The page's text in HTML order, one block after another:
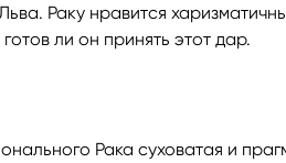
Раку нравится
ли он принять этот дар.
Рака суховатая и